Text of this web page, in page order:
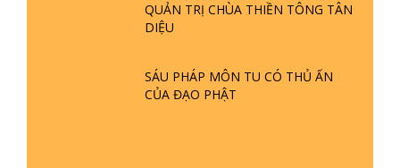
QUẢN TRỊ CHÙA THIỀN TÔNG TÂN
DIỆU
SÁU PHÁP MÔN TU CÓ THỦ ẤN
CỦA ĐẠO PHẬT
GIẢI ĐÁP THIỀN TÔNG ĐẶC BIỆT P21
- TẠI SAO ĐỨC PHẬT BƯỚC ĐI 7
GIẢI ĐÁP VỀ LỄ TIỄN THIỀN TÔNG SƯ